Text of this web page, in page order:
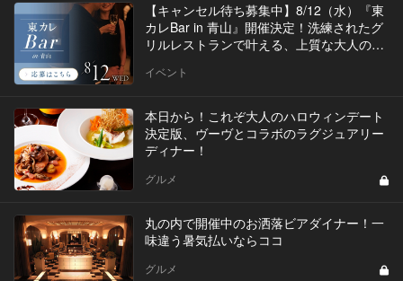
【キャンセル待ち募集中】8/12（水）『東
カレBar in 青山』開催決定！洗練されたグ
リルレストランで叶える、上質な大人の出
イベント
本日から！これぞ大人のハロウィンデート
決定版、ヴーヴとコラボのラグジュアリー
ディナー！
グルメ
丸の内で開催中のお洒落ビアダイナー！一
味違う暑気払いならココ
グルメ